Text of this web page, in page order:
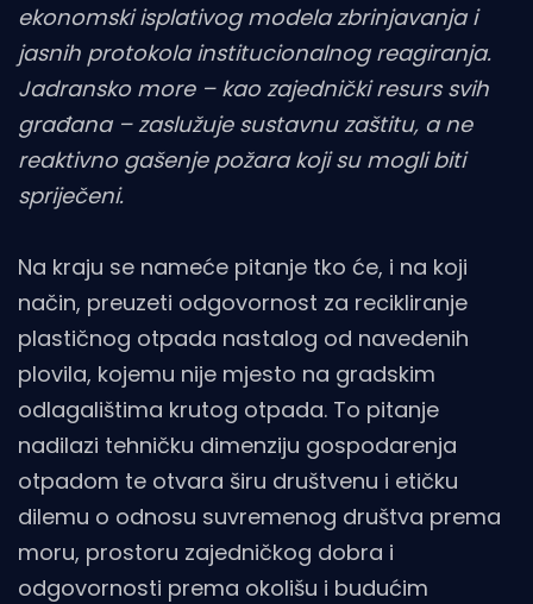
ekonomski isplativog modela zbrinjavanja i
jasnih protokola institucionalnog reagiranja.
Jadransko more – kao zajednički resurs svih
građana – zaslužuje sustavnu zaštitu, a ne
reaktivno gašenje požara koji su mogli biti
spriječeni.
Na kraju se nameće pitanje tko će, i na koji
način, preuzeti odgovornost za recikliranje
plastičnog otpada nastalog od navedenih
plovila, kojemu nije mjesto na gradskim
odlagalištima krutog otpada. To pitanje
nadilazi tehničku dimenziju gospodarenja
otpadom te otvara širu društvenu i etičku
dilemu o odnosu suvremenog društva prema
moru, prostoru zajedničkog dobra i
odgovornosti prema okolišu i budućim